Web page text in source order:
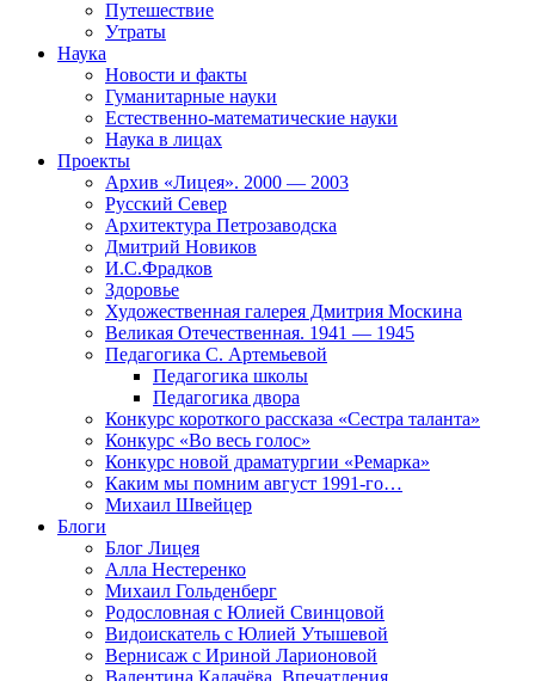
Путешествие
Утраты
Наука
Новости и факты
Гуманитарные науки
Естественно-математические науки
Наука в лицах
Проекты
Архив «Лицея». 2000 — 2003
Русский Север
Архитектура Петрозаводска
Дмитрий Новиков
И.С.Фрадков
Здоровье
Художественная галерея Дмитрия Москина
Великая Отечественная. 1941 — 1945
Педагогика С. Артемьевой
Педагогика школы
Педагогика двора
Конкурс короткого рассказа «Сестра таланта»
Конкурс «Во весь голос»
Конкурс новой драматургии «Ремарка»
Каким мы помним август 1991-го…
Михаил Швейцер
Блоги
Блог Лицея
Алла Нестеренко
Михаил Гольденберг
Родословная с Юлией Свинцовой
Видоискатель с Юлией Утышевой
Вернисаж с Ириной Ларионовой